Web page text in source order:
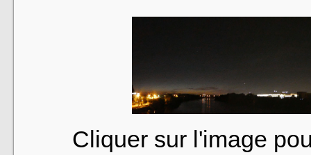
Cliquer sur l'image